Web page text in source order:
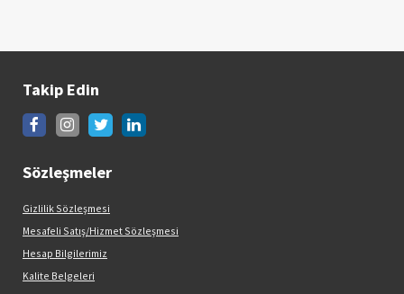
Takip Edin
Sözleşmeler
Gizlilik Sözleşmesi
Mesafeli Satış/Hizmet Sözleşmesi
Hesap Bilgilerimiz
Kalite Belgeleri